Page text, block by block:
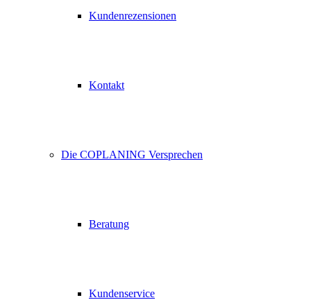
Kundenrezensionen
Kontakt
Die COPLANING Versprechen
Beratung
Kundenservice